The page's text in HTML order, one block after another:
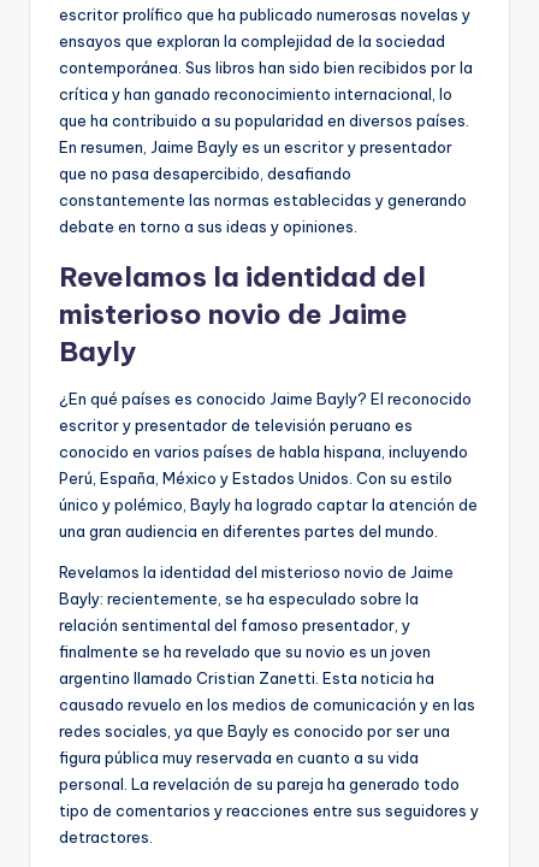
escritor prolífico que ha publicado numerosas novelas y
ensayos que exploran la complejidad de la sociedad
contemporánea. Sus libros han sido bien recibidos por la
crítica y han ganado reconocimiento internacional, lo
que ha contribuido a su popularidad en diversos países.
En resumen, Jaime Bayly es un escritor y presentador
que no pasa desapercibido, desafiando
constantemente las normas establecidas y generando
debate en torno a sus ideas y opiniones.
Revelamos la identidad del
misterioso novio de Jaime
Bayly
¿En qué países es conocido Jaime Bayly? El reconocido
escritor y presentador de televisión peruano es
conocido en varios países de habla hispana, incluyendo
Perú, España, México y Estados Unidos. Con su estilo
único y polémico, Bayly ha logrado captar la atención de
una gran audiencia en diferentes partes del mundo.
Revelamos la identidad del misterioso novio de Jaime
Bayly: recientemente, se ha especulado sobre la
relación sentimental del famoso presentador, y
finalmente se ha revelado que su novio es un joven
argentino llamado Cristian Zanetti. Esta noticia ha
causado revuelo en los medios de comunicación y en las
redes sociales, ya que Bayly es conocido por ser una
figura pública muy reservada en cuanto a su vida
personal. La revelación de su pareja ha generado todo
tipo de comentarios y reacciones entre sus seguidores y
detractores.